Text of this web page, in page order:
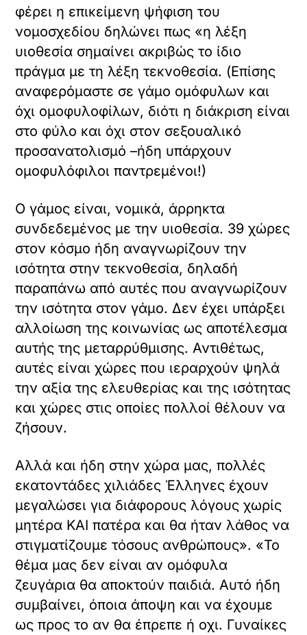
φέρει η επικείμενη ψήφιση του
νομοσχεδίου δηλώνει πως «η λέξη
υιοθεσία σημαίνει ακριβώς το ίδιο
πράγμα με τη λέξη τεκνοθεσία. (Επίσης
αναφερόμαστε σε γάμο ομόφυλων και
όχι ομοφυλοφίλων, διότι η διάκριση είναι
στο φύλο και όχι στον σεξουαλικό
προσανατολισμό –ήδη υπάρχουν
ομοφυλόφιλοι παντρεμένοι!)
Ο γάμος είναι, νομικά, άρρηκτα
συνδεδεμένος με την υιοθεσία. 39 χώρες
στον κόσμο ήδη αναγνωρίζουν την
ισότητα στην τεκνοθεσία, δηλαδή
παραπάνω από αυτές που αναγνωρίζουν
την ισότητα στον γάμο. Δεν έχει υπάρξει
αλλοίωση της κοινωνίας ως αποτέλεσμα
αυτής της μεταρρύθμισης. Αντιθέτως,
αυτές είναι χώρες που ιεραρχούν ψηλά
την αξία της ελευθερίας και της ισότητας
και χώρες στις οποίες πολλοί θέλουν να
ζήσουν.
Αλλά και ήδη στην χώρα μας, πολλές
εκατοντάδες χιλιάδες Έλληνες έχουν
μεγαλώσει για διάφορους λόγους χωρίς
μητέρα ΚΑΙ πατέρα και θα ήταν λάθος να
στιγματίζουμε τόσους ανθρώπους». «Το
θέμα μας δεν είναι αν ομόφυλα
ζευγάρια θα αποκτούν παιδιά. Αυτό ήδη
συμβαίνει, όποια άποψη και να έχουμε
ως προς το αν θα έπρεπε ή οχι. Γυναίκες